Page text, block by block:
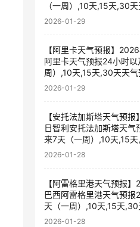
（一周）,10天,15天,30
2026-01-29
【阿里卡天气预报】
阿里卡天气预报24小时
周）,10天,15天,30天天气
2026-01-29
【安托法加斯塔天气预
日智利安托法加斯塔天气
来7天（一周）,10天,15
2026-01-28
【阿雷格里港天气预报
巴西阿雷格里港天气预报
天（一周）,10天,15天
2026-01-28